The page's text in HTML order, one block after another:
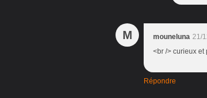
M mouneluna 21/
<br /> curieux et
Répondre